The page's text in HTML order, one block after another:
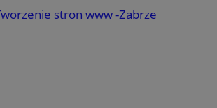
stron www -Zabrze